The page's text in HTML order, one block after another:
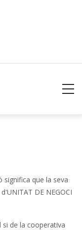
significa que la seva
DE NEGOCI
de la cooperativa